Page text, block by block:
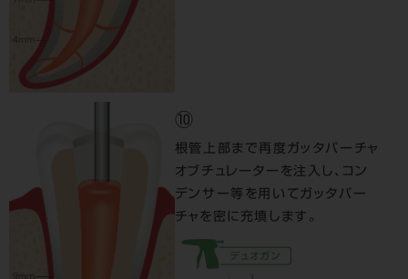
⑩
根管上部まで再度ガッタパーチャ
オブチュレーターを注入し、コン
デンサー等を用いてガッタパー
チャを密に充填します。